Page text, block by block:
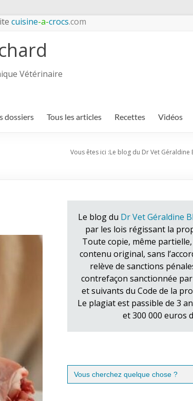
cuisine-a-crocs.com
Vétérinaire
dossiers Tous les articles Recettes Vidéos
Vous êtes ici :Le blog du Dr Vet Géraldine
Le blog du Dr Vet Géraldine
par les lois régissant la
Toute copie, même
contenu original, sans
relève de sanctions
contrefaçon sanctionnée
et suivants du Code de la
Le plagiat est passible de 3
et 300 000 euros
Search
for: